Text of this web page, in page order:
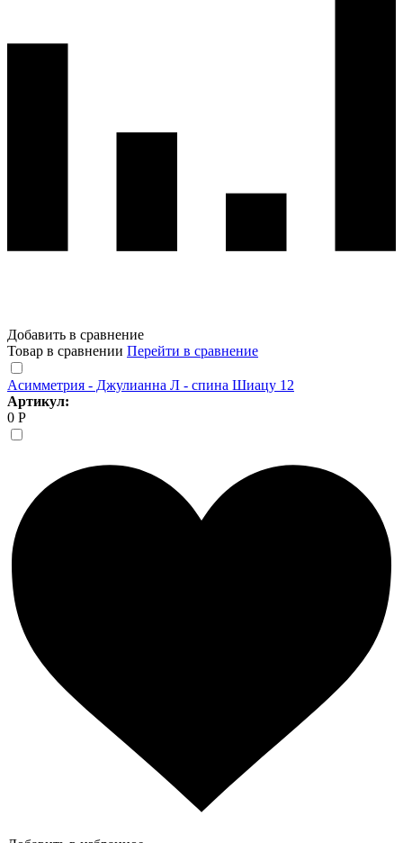
Добавить в сравнение
Товар в сравнении Перейти в сравнение
Асимметрия - Джулианна Л - спина Шиацу 12
Артикул:
0 Р